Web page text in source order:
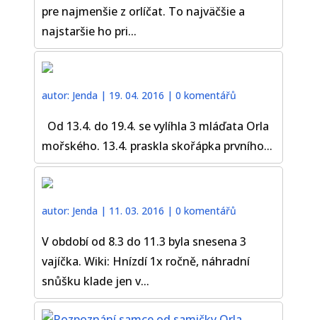
pre najmenšie z orlíčat. To najväčšie a
najstaršie ho pri...
autor: Jenda | 19. 04. 2016 |0 komentářů
Od 13.4. do 19.4. se vylíhla 3 mláďata Orla
mořského. 13.4. praskla skořápka prvního...
autor: Jenda | 11. 03. 2016 |0 komentářů
V období od 8.3 do 11.3 byla snesena 3
vajíčka. Wiki: Hnízdí 1x ročně, náhradní
snůšku klade jen v...